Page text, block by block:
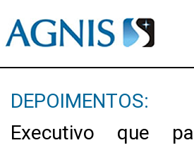
DEPOIMENTOS:
Executivo que